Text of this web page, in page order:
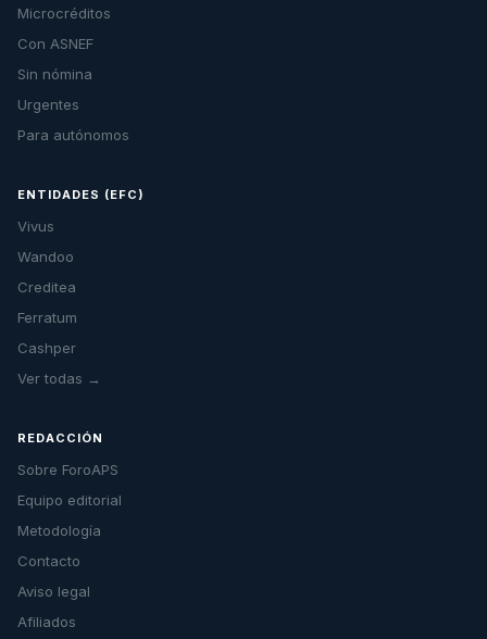
Microcréditos
Con ASNEF
Sin nómina
Urgentes
Para autónomos
ENTIDADES (EFC)
Vivus
Wandoo
Creditea
Ferratum
Cashper
Ver todas →
REDACCIÓN
Sobre ForoAPS
Equipo editorial
Metodología
Contacto
Aviso legal
Afiliados